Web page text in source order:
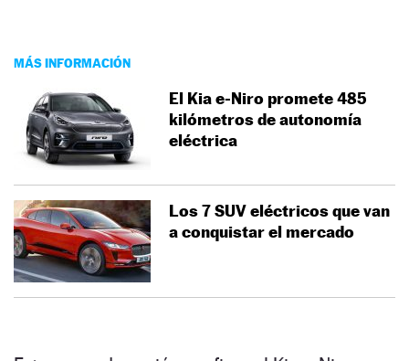
MÁS INFORMACIÓN
El Kia e-Niro promete 485
kilómetros de autonomía
eléctrica
Los 7 SUV eléctricos que van
a conquistar el mercado